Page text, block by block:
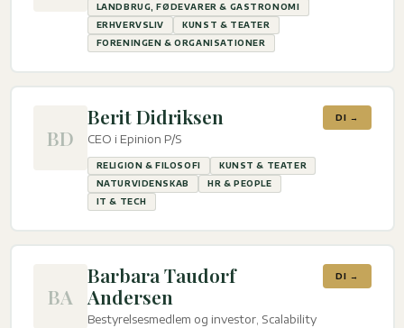
LANDBRUG, FØDEVARER & GASTRONOMI
ERHVERVSLIV
KUNST & TEATER
FORENINGEN & ORGANISATIONER
BD
Berit Didriksen
CEO i Epinion P/S
RELIGION & FILOSOFI
KUNST & TEATER
NATURVIDENSKAB
HR & PEOPLE
IT & TECH
DI →
BA
Barbara Taudorf
Andersen
Bestyrelsesmedlem og investor, Scalability
DI →